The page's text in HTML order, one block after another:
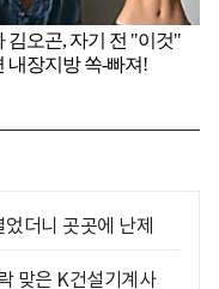
더니 곳곳에 난제
맞은 K건설기계사